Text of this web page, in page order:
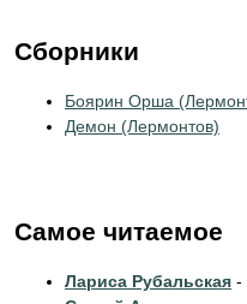
Сборники
Боярин Орша
Демон (Лермонтов)
Самое читаемое
Лариса Рубальская -